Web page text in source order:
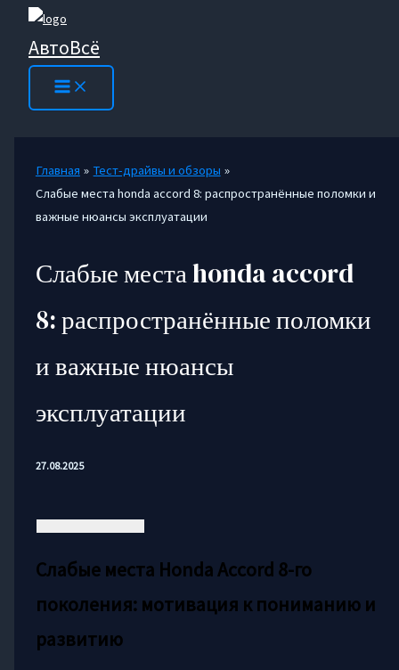
Перейти
содержимому
АвтоВсё
Главная
Тест-драйвы и обзоры
Слабые места honda accord 8: распространённые поломки и
важные нюансы эксплуатации
Слабые места honda accord
8: распространённые поломки
и важные нюансы
эксплуатации
27.08.2025
Слабые места Honda Accord 8-го
поколения: мотивация к пониманию и
развитию